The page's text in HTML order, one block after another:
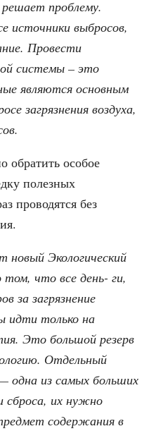
проблему.
источники выбросов,
Провести
системы – это
являются основным
загрязнения воздуха,
обратить особое
полезных
проводятся без
новый Экологический
том, что все день- ги,
за загрязнение
только на
Это большой резерв
Отдельный
из самых больших
сброса, их нужно
содержания в